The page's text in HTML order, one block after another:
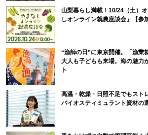
山梨暮らし満載！10/24（土）
しオンライン就農座談会』【参
“漁師の日”に東京開催。「漁業
大人も子どもも来場。海の魅力
ト
高温・乾燥・日照不足でもスト
バイオスティミュラント資材の